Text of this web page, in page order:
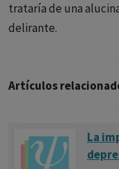
trataría de una
delirante.
Artículos
La